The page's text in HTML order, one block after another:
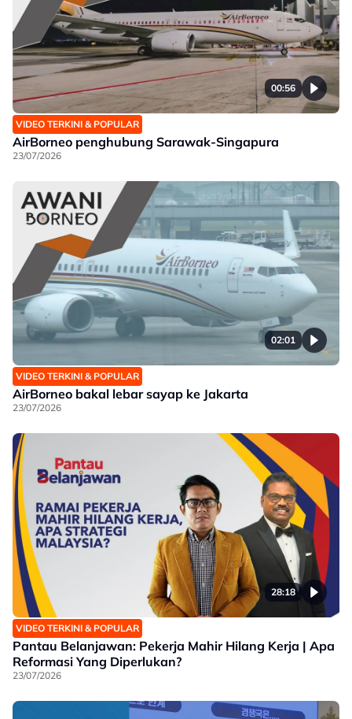
00:56
VIDEO TERKINI & POPULAR
AirBorneo penghubung Sarawak-Singapura
23/07/2026
02:01
VIDEO TERKINI & POPULAR
AirBorneo bakal lebar sayap ke Jakarta
23/07/2026
28:18
VIDEO TERKINI & POPULAR
Pantau Belanjawan: Pekerja Mahir Hilang Kerja | Apa
Reformasi Yang Diperlukan?
23/07/2026